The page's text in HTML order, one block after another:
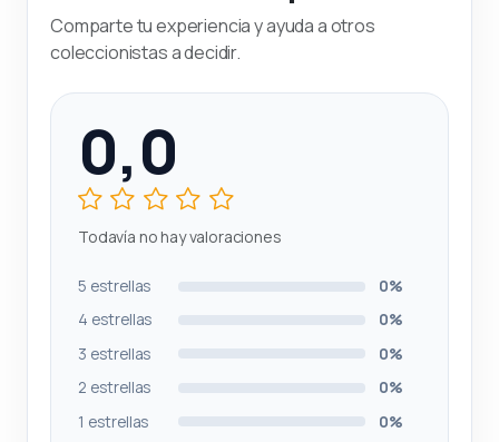
Comparte tu experiencia y ayuda a otros
coleccionistas a decidir.
0,0
Todavía no hay valoraciones
5 estrellas
0%
4 estrellas
0%
3 estrellas
0%
2 estrellas
0%
1 estrellas
0%